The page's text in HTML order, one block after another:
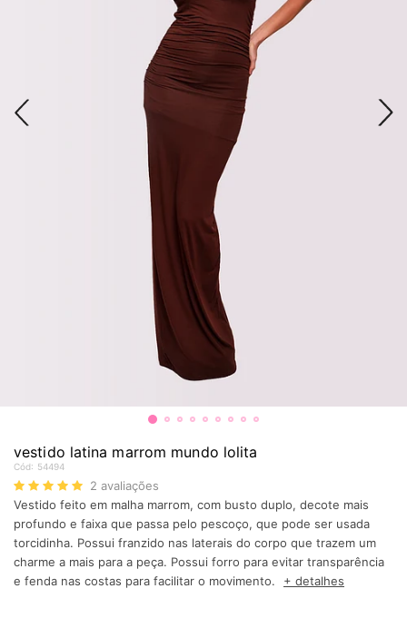
vestido latina marrom mundo lolita
Cód: 54494
2 avaliações
Vestido feito em malha marrom, com busto duplo, decote mais
profundo e faixa que passa pelo pescoço, que pode ser usada
torcidinha. Possui franzido nas laterais do corpo que trazem um
charme a mais para a peça. Possui forro para evitar transparência
e fenda nas costas para facilitar o movimento.
+ detalhes